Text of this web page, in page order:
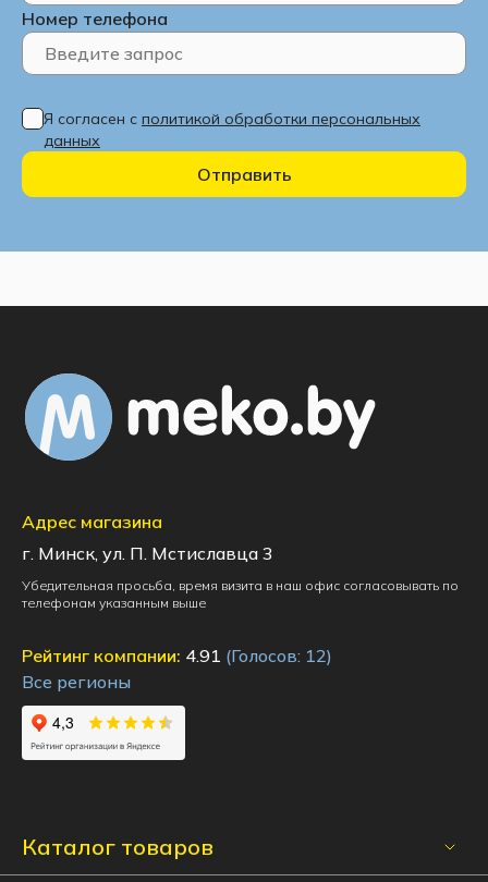
Номер телефона
Я согласен с политикой обработки персональных
данных
Отправить
Каталог товаров
Адрес магазина
г. Минск, ул. П. Мстиславца 3
Убедительная просьба, время визита в наш офис согласовывать по
телефонам указанным выше
Рейтинг компании: 4.91 (Голосов: 12)
Все регионы